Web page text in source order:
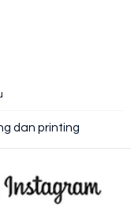
dan printing